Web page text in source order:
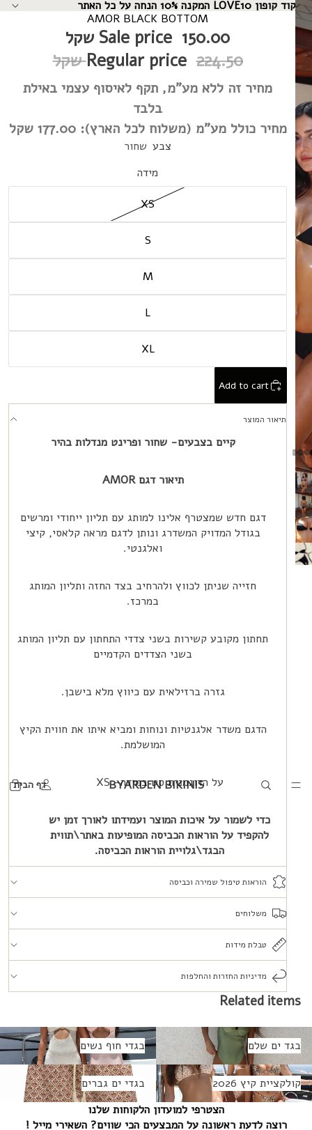
קוד קופון LOVE10 המקנה 10% הנחה על כל האתר
דף הבית BYARDEN BIKINIS
AMOR BLACK BOTTOM
Sale price 150.00 שקל
Regular price 224.50 שקל
מחיר זה ללא מע"מ, תקף לאיסוף עצמי באילת
בלבד
מחיר כולל מע"מ (משלוח לכל הארץ): 177.00 שקל
צבע שחור
מידה
XS
S
M
L
XL
Add to cart
תיאור המוצר
קיים בצבעים- שחור ופרינט מנדלות בהיר
תיאור דגםAMOR
דגם חדש שמצטרף אלינו למותג עם תליון ייחודי ומרשים
בגודל המדויק המשדרג ונותן לדגם מראה קלאסי, קיצי
ואלגנטי.
חזייה שניתן לכווץ ולהרחיב בצד החזה ותליון המותג
במרכז.
תחתון מקובע קשירות בשני צדדי התחתון עם תליון המותג
בשני הצדדים הקדמיים
גזרה ברזילאית עם כיווץ מלא בישבן.
הדגם משדר אלגנטיות ונוחות ומביא איתו את חווית הקיץ
המושלמת.
על הדוגמנית סט במידה-XS
כדי לשמור על איכות המוצר ועמידתו לאורך זמן יש
להקפיד על הוראות הכביסה המופיעות באתר\תווית
הבגד\גלויית הוראות הכביסה.
הוראות טיפול שמירה וכביסה
משלוחים
טבלת מידות
מדיניות החזרות והחלפות
Related items
ים שלם
בגד ים שלם
בגדי חוף נשים
בגדי חוף נשים
קיץ 2026
קולקציית קיץ 2026
בגדי ים גברים
בגדי ים גברים
הצטרפי למועדון הלקוחות שלנו
רוצה לדעת ראשונה על המבצעים הכי שווים? השאירי מייל !